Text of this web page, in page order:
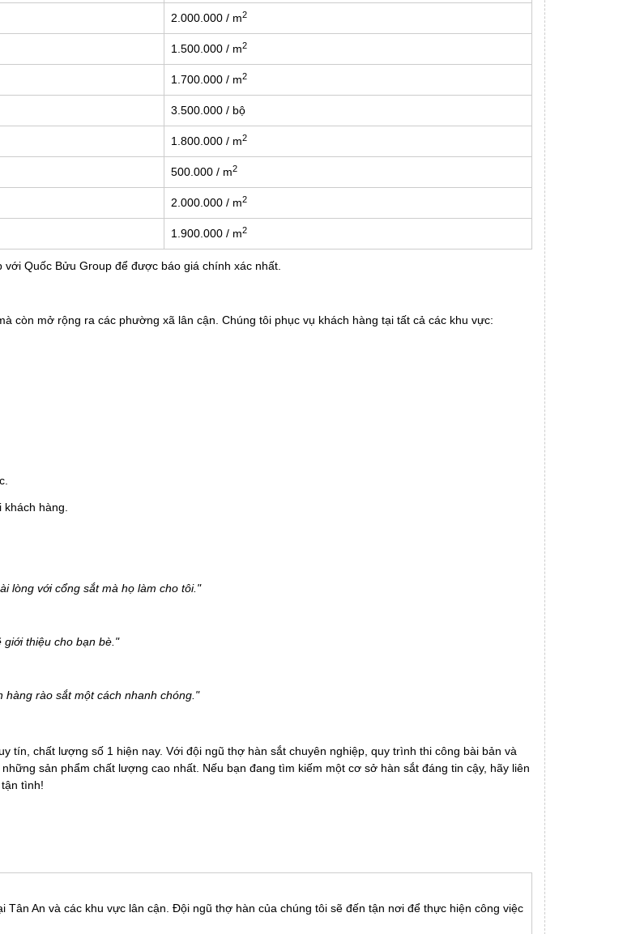
2.000.000 / m2
1.500.000 / m2
1.700.000 / m2
3.500.000 / bộ
1.800.000 / m2
500.000 / m2
2.000.000 / m2
1.900.000 / m2
Quốc Bửu Group để được báo giá chính xác nhất.
còn mở rộng ra các phường xã lân cận. Chúng tôi phục vụ khách hàng tại tất cả các khu vực:
hàng.
lòng với cổng sắt mà họ làm cho tôi."
giới thiệu cho bạn bè."
rào sắt một cách nhanh chóng."
tín, chất lượng số 1 hiện nay. Với đội ngũ thợ hàn sắt chuyên nghiệp, quy trình thi công bài bản và
sản phẩm chất lượng cao nhất. Nếu bạn đang tìm kiếm một cơ sở hàn sắt đáng tin cậy, hãy liên
tình!
Tân An và các khu vực lân cận. Đội ngũ thợ hàn của chúng tôi sẽ đến tận nơi để thực hiện công việc